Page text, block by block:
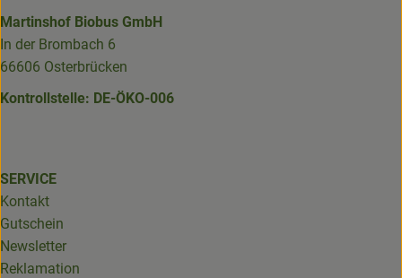
Martinshof Biobus GmbH
In der Brombach 6
66606 Osterbrücken
Kontrollstelle: DE-ÖKO-006
SERVICE
Kontakt
Gutschein
Newsletter
Reklamation